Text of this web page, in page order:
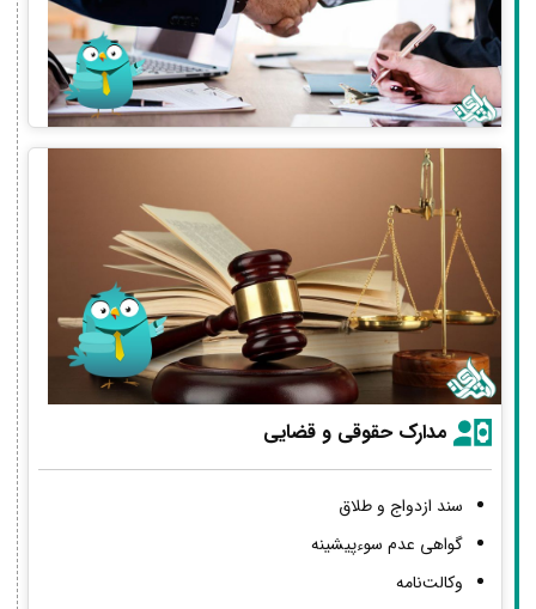
مدارک حقوقی و قضایی
سند ازدواج و طلاق
گواهی عدم سوءپیشینه
وکالت‌نامه